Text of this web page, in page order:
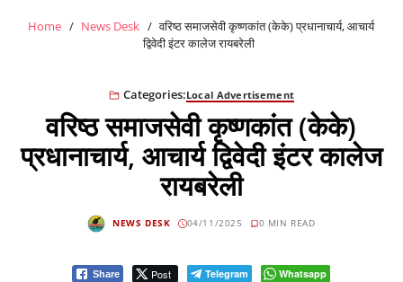
Home News Desk
वरिष्ठ समाजसेवी कृष्णकांत (केके) प्रधानाचार्य, आचार्य
द्विवेदी इंटर कालेज रायबरेली
Categories:Local Advertisement
वरिष्ठ समाजसेवी कृष्णकांत (केके)
प्रधानाचार्य, आचार्य द्विवेदी इंटर कालेज
रायबरेली
NEWS DESK 04/11/2025 0 MIN READ
Share Post Telegram Whatsapp